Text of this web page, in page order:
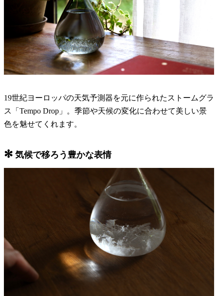
19世紀ヨーロッパの天気予測器を元に作られたストームグラ
ス「Tempo Drop」。季節や天候の変化に合わせて美しい景
色を魅せてくれます。
✻ 気候で移ろう豊かな表情